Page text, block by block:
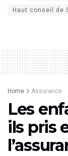
Haut conseil de
Home Assurance
Les
ils pris